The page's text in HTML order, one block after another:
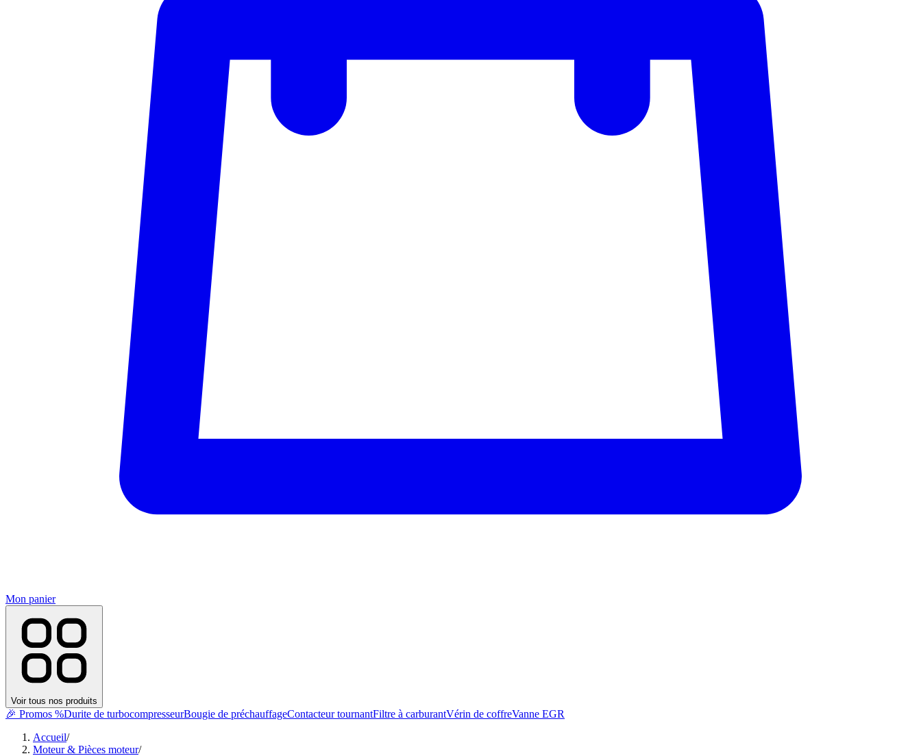
Mon panier
Voir tous nos produits
🎉 Promos %Durite de turbocompresseurBougie de préchauffageContacteur tournantFiltre à carburantVérin de coffreVanne EGR
Accueil/
Moteur & Pièces moteur/